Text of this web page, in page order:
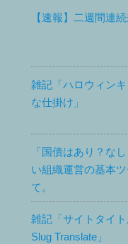
【速報】二週間連
雑記「ハロウィン
な仕掛け」
「国債はあり？な
い組織運営の基本
て。
雑記「サイトタイ
Slug Translate」